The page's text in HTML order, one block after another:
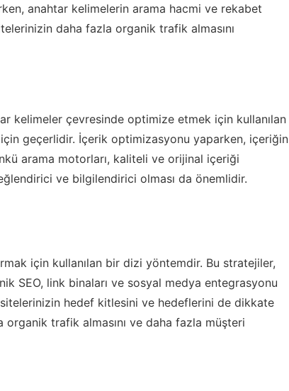
anahtar kelimelerin arama hacmi ve rekabet
daha fazla organik trafik almasını
kelimeler çevresinde optimize etmek için kullanılan
geçerlidir. İçerik optimizasyonu yaparken, içeriğin
arama motorları, kaliteli ve orijinal içeriği
ve bilgilendirici olması da önemlidir.
için kullanılan bir dizi yöntemdir. Bu stratejiler,
SEO, link binaları ve sosyal medya entegrasyonu
hedef kitlesini ve hedeflerini de dikkate
trafik almasını ve daha fazla müşteri